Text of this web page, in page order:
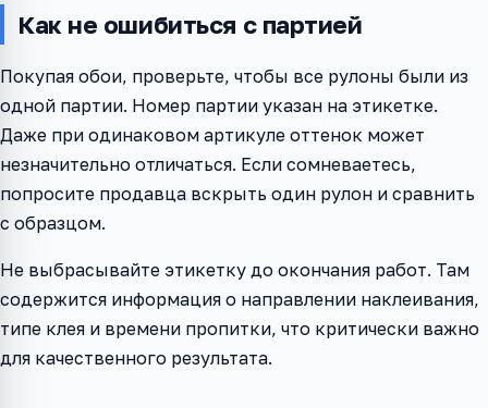
Как не ошибиться с партией
Покупая обои, проверьте, чтобы все рулоны были из
одной партии. Номер партии указан на этикетке.
Даже при одинаковом артикуле оттенок может
незначительно отличаться. Если сомневаетесь,
попросите продавца вскрыть один рулон и сравнить
с образцом.
Не выбрасывайте этикетку до окончания работ. Там
содержится информация о направлении наклеивания,
типе клея и времени пропитки, что критически важно
для качественного результата.